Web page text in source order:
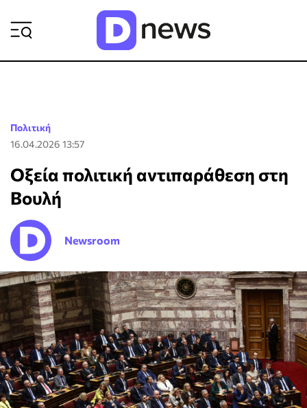
Πολιτική
16.04.2026 13:57
Οξεία πολιτική αντιπαράθεση στη
Βουλή
Newsroom